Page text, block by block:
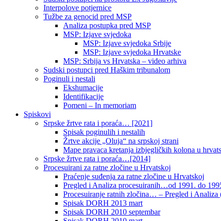
Interpolove potjernice
Tužbe za genocid pred MSP
Analiza postupka pred MSP
MSP: Izjave svjedoka
MSP: Izjave svjedoka Srbije
MSP: Izjave svjedoka Hrvatske
MSP: Srbija vs Hrvatska – video arhiva
Sudski postupci pred Haškim tribunalom
Poginuli i nestali
Ekshumacije
Identifikacije
Pomeni – In memoriam
Spiskovi
Srpske žrtve rata i poraća… [2021]
Spisak poginulih i nestalih
Žrtve akcije „Oluja“ na srpskoj strani
Mape pravaca kretanja izbjegličkih kolona u
Srpske žrtve rata i poraća…[2014]
Procesuirani za ratne zločine u Hrvatskoj
Praćenje suđenja za ratne zločine u Hrvatskoj
Pregled i Analiza procesuiranih…od 1991. do
Procesuiranje ratnih zločina… – Pregled i Analiza
Spisak DORH 2013 mart
Spisak DORH 2010 septembar